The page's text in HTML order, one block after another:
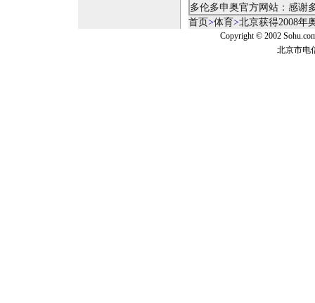
多伦多申奥官方网站：感谢
首页>体育>北京获得2008年
Copyright © 2002
北京市电